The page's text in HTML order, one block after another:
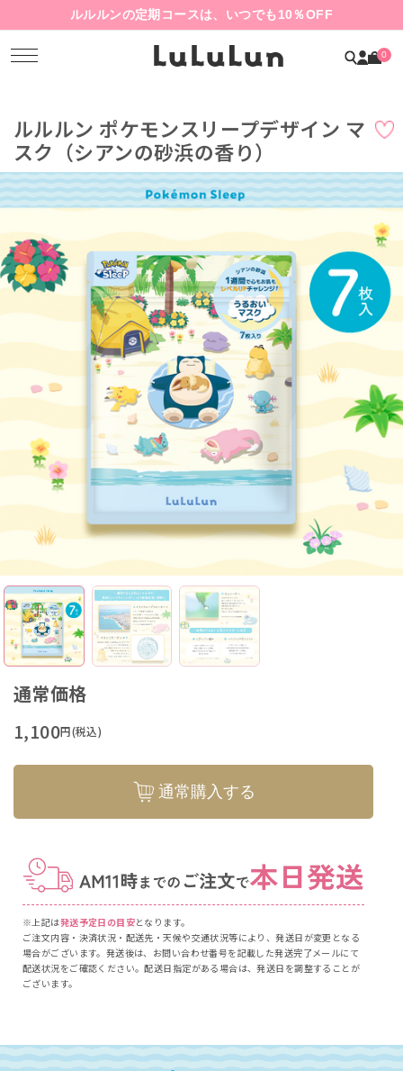
ルルルンの定期コースは、いつでも10％OFF
0
ルルルン ポケモンスリープデザイン マ
スク （シアンの砂浜の香り）
通常価格
1,100円(税込)
通常購入する
※上記は発送予定日の目安となります。
ご注文内容・決済状況・配送先・天候や交通状況等により、発送日が変更となる
場合がございます。発送後は、お問い合わせ番号を記載した発送完了メールにて
配送状況をご確認ください。配送日指定がある場合は、発送日を調整することが
ございます。